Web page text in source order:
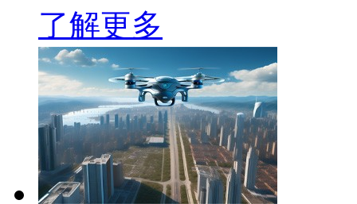
了解更多